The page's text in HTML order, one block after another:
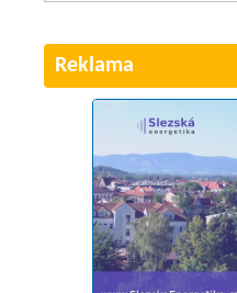
Reklama